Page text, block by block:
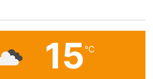
15 ℃